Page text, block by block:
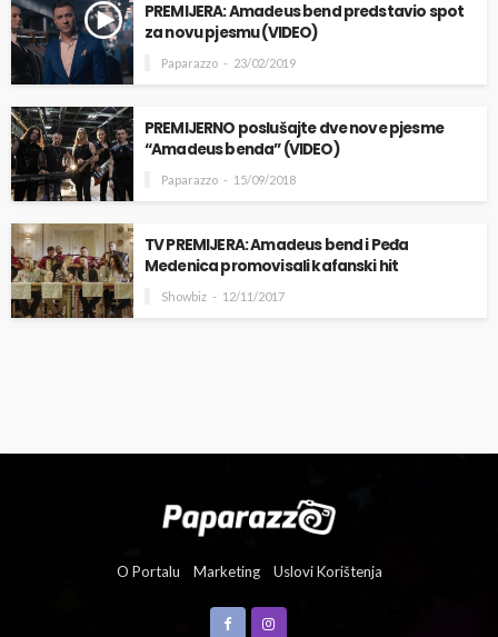
PREMIJERA: Amadeus bend predstavio spot
za novu pjesmu (VIDEO)
Paparazzo 23/02/2019
PREMIJERNO poslušajte dve nove pjesme
“Amadeus benda” (VIDEO)
Paparazzo 15/09/2018
TV PREMIJERA: Amadeus bend i Peđa
Medenica promovisali kafanski hit
Showbiz 12/11/2017
O Portalu Marketing Uslovi Korištenja